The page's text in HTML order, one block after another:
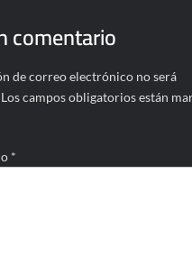
comentario
de correo electrónico no será
Los campos obligatorios están
*